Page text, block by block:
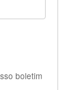
boletim